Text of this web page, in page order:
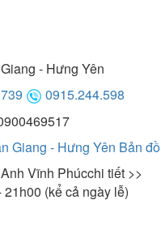
- Hưng Yên
0915.244.598
Giang - Hưng Yên Bản đồ
Vĩnh Phúcchi tiết >>
21h00 (kể cả ngày lễ)